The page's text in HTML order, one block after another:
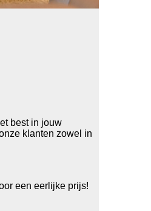
best in jouw
klanten zowel in
een eerlijke prijs!